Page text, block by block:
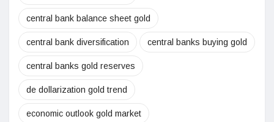
central bank balance sheet gold
central bank diversification central banks buying gold
central banks gold reserves
de dollarization gold trend
economic outlook gold market